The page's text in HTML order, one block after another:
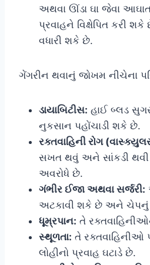
અથવા ઊંડા ઘા જેવા
પ્રવાહને વિક્ષેપિત કરી
વધારી શકે છે.
ગેંગરીન થવાનું જોખમ નીચેના
ડાયાબિટીસ: હાઈ બ્લડ
નુકસાન પહોંચાડી શકે છે.
રક્તવાહિની રોગ
સખત થવું અને સાંકડી થવી
અવરોધે છે.
ગંભીર ઈજા અથવા સર્જરી:
અટકાવી શકે છે અને ચેપનું
ધૂમ્રપાન: તે
સ્થૂળતા: તે રક્તવાહિનીઓ
લોહીનો પ્રવાહ ઘટાડે છે.